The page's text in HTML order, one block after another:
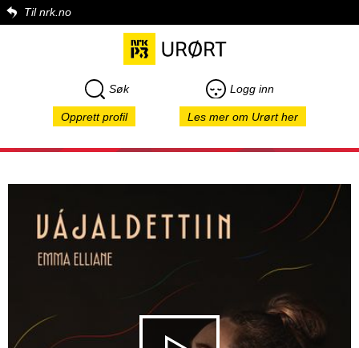
Til nrk.no
Søk Logg inn
Opprett profil Les mer om Urørt her